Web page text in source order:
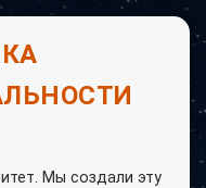
Мы создали эту